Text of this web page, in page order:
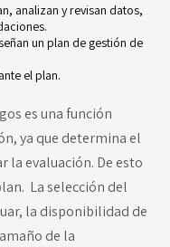
analizan y revisan datos,
un plan de gestión de
el plan.
es una función
ya que determina el
la evaluación. De esto
La selección del
la disponibilidad de
de la